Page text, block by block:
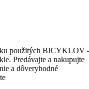
použitých BICYKLOV
Predávajte a nakupujte
a dôveryhodné